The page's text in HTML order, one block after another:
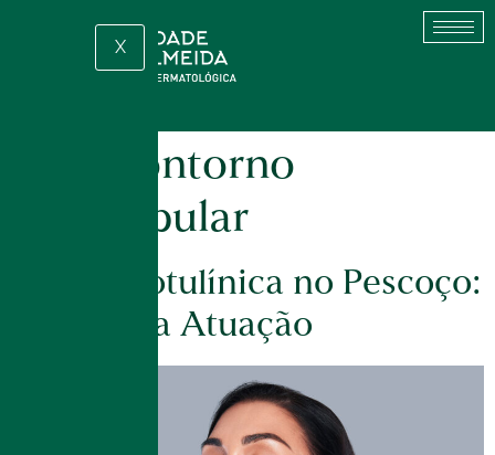
X
contorno
mandibular
Toxina Botulínica no Pescoço:
Entenda a Atuação